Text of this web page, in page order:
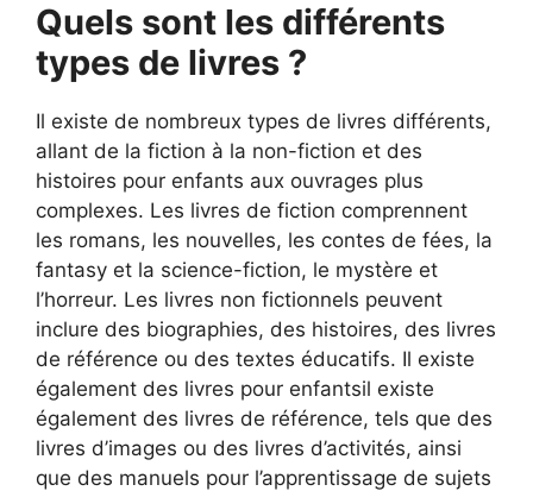
Quels sont les différents
types de livres ?
Il existe de nombreux types de livres différents,
allant de la fiction à la non-fiction et des
histoires pour enfants aux ouvrages plus
complexes. Les livres de fiction comprennent
les romans, les nouvelles, les contes de fées, la
fantasy et la science-fiction, le mystère et
l’horreur. Les livres non fictionnels peuvent
inclure des biographies, des histoires, des livres
de référence ou des textes éducatifs. Il existe
également des livres pour enfantsil existe
également des livres de référence, tels que des
livres d’images ou des livres d’activités, ainsi
que des manuels pour l’apprentissage de sujets